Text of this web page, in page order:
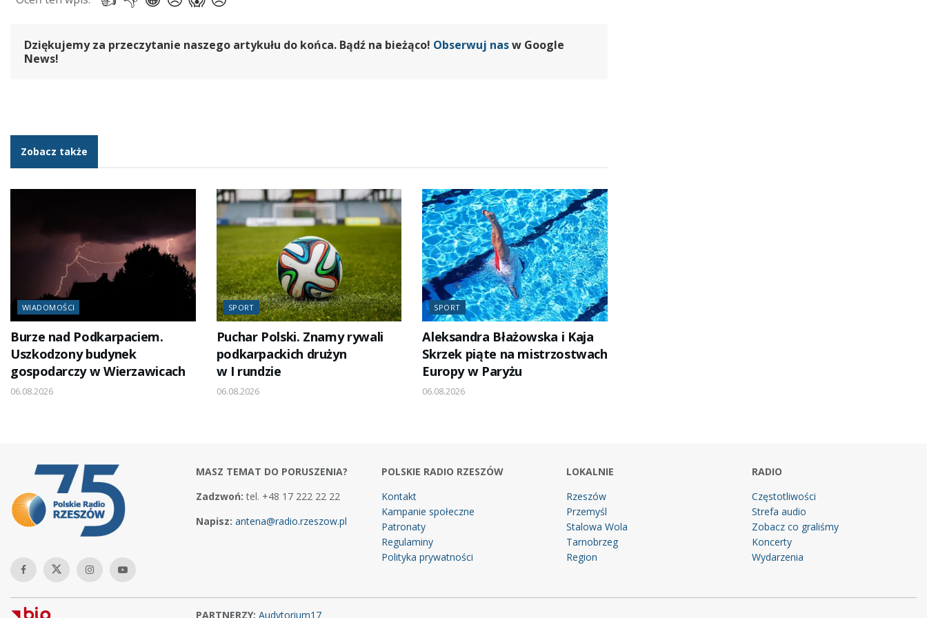
Dziękujemy za przeczytanie naszego artykułu do końca. Bądź na bieżąco! Obserwuj nasw Google
News!
Zobacz także
WIADOMOŚCI
Burze nad Podkarpaciem.
Uszkodzony budynek
gospodarczy w Wierzawicach
06.08.2026
SPORT
Puchar Polski. Znamy rywali
podkarpackich drużyn
w I rundzie
06.08.2026
SPORT
Aleksandra Błażowska i Kaja
Skrzek piąte na mistrzostwach
Europy w Paryżu
06.08.2026
MASZ TEMAT DO PORUSZENIA?
Zadzwoń: tel. +48 17 222 22 22
Napisz: antena@radio.rzeszow.pl
POLSKIE RADIO RZESZÓW
Kontakt
Kampanie społeczne
Patronaty
Regulaminy
Polityka prywatności
LOKALNIE
Rzeszów
Przemyśl
Stalowa Wola
Tarnobrzeg
Region
RADIO
Częstotliwości
Strefa audio
Zobacz co graliśmy
Koncerty
Wydarzenia
PARTNERZY: Audytorium17